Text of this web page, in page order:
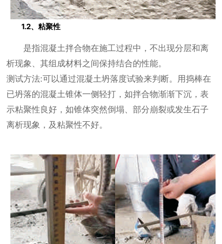
1.2、粘聚性
是指混凝土拌合物在施工过程中，不出现分层和离
析现象、其组成材料之间保持结合的性能。
测试方法:可以通过混凝土坍落度试验来判断。用捣棒在
已坍落的混凝土锥体一侧轻打，如拌合物渐渐下沉，表
示粘聚性良好，如锥体突然倒塌、部分崩裂或发生石子
离析现象，及粘聚性不好。